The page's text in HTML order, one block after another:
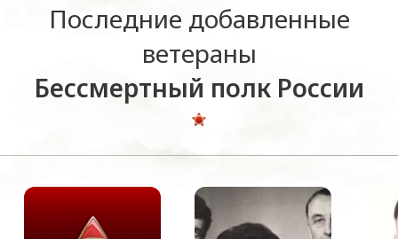
Последние добавленные
ветераны
Бессмертный полк России